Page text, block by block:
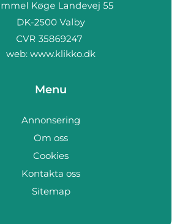
web: www.klikko.dk
Menu
Annonsering
Om oss
Cookies
Kontakta oss
Sitemap